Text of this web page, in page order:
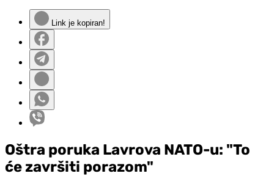
Link je kopiran!
Oštra poruka Lavrova NATO-u: "To
će završiti porazom"